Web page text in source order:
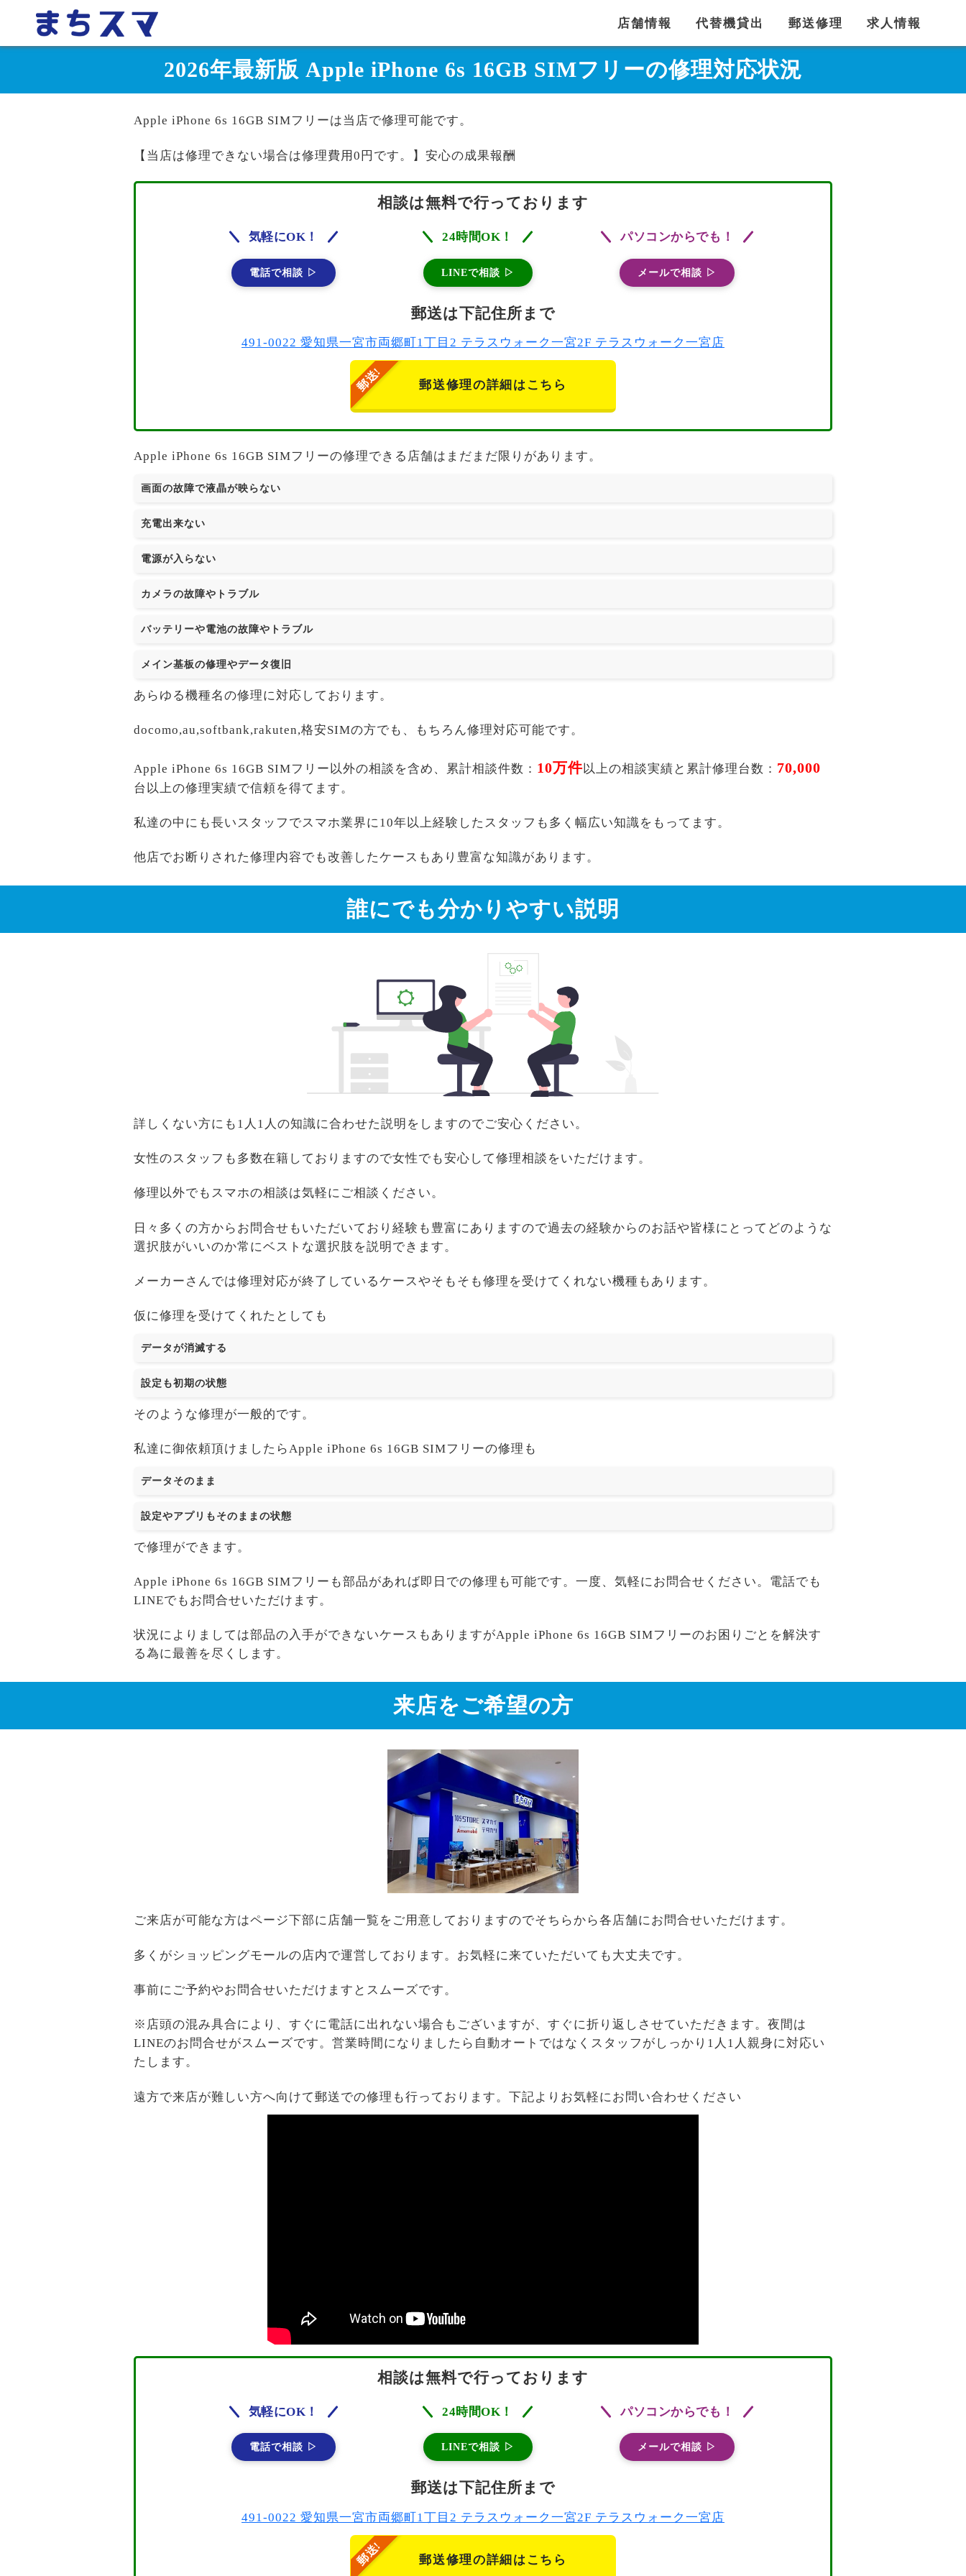
店舗情報 代替機貸出 郵送修理 求人情報
2026年最新版 Apple iPhone 6s 16GB SIMフリーの修理対応状況
Apple iPhone 6s 16GB SIMフリーは当店で修理可能です。
【当店は修理できない場合は修理費用0円です。】安心の成果報酬
相談は無料で行っております
気軽にOK！
電話で相談 ▷
24時間OK！
LINEで相談 ▷
パソコンからでも！
メールで相談 ▷
郵送は下記住所まで
491-0022 愛知県一宮市両郷町1丁目2 テラスウォーク一宮2F テラスウォーク一宮店
郵送修理の詳細はこちら
Apple iPhone 6s 16GB SIMフリーの修理できる店舗はまだまだ限りがあります。
画面の故障で液晶が映らない
充電出来ない
電源が入らない
カメラの故障やトラブル
バッテリーや電池の故障やトラブル
メイン基板の修理やデータ復旧
あらゆる機種名の修理に対応しております。
docomo,au,softbank,rakuten,格安SIMの方でも、もちろん修理対応可能です。
Apple iPhone 6s 16GB SIMフリー以外の相談を含め、累計相談件数： 10万件以上の相談実績と累計修理台数： 70,000
台以上の修理実績で信頼を得てます。
私達の中にも長いスタッフでスマホ業界に10年以上経験したスタッフも多く幅広い知識をもってます。
他店でお断りされた修理内容でも改善したケースもあり豊富な知識があります。
誰にでも分かりやすい説明
詳しくない方にも1人1人の知識に合わせた説明をしますのでご安心ください。
女性のスタッフも多数在籍しておりますので女性でも安心して修理相談をいただけます。
修理以外でもスマホの相談は気軽にご相談ください。
日々多くの方からお問合せもいただいており経験も豊富にありますので過去の経験からのお話や皆様にとってどのような
選択肢がいいのか常にベストな選択肢を説明できます。
メーカーさんでは修理対応が終了しているケースやそもそも修理を受けてくれない機種もあります。
仮に修理を受けてくれたとしても
データが消滅する
設定も初期の状態
そのような修理が一般的です。
私達に御依頼頂けましたらApple iPhone 6s 16GB SIMフリーの修理も
データそのまま
設定やアプリもそのままの状態
で修理ができます。
Apple iPhone 6s 16GB SIMフリーも部品があれば即日での修理も可能です。一度、気軽にお問合せください。電話でも
LINEでもお問合せいただけます。
状況によりましては部品の入手ができないケースもありますがApple iPhone 6s 16GB SIMフリーのお困りごとを解決す
る為に最善を尽くします。
来店をご希望の方
ご来店が可能な方はページ下部に店舗一覧をご用意しておりますのでそちらから各店舗にお問合せいただけます。
多くがショッピングモールの店内で運営しております。お気軽に来ていただいても大丈夫です。
事前にご予約やお問合せいただけますとスムーズです。
※店頭の混み具合により、すぐに電話に出れない場合もございますが、すぐに折り返しさせていただきます。夜間は
LINEのお問合せがスムーズです。営業時間になりましたら自動オートではなくスタッフがしっかり1人1人親身に対応い
たします。
遠方で来店が難しい方へ向けて郵送での修理も行っております。下記よりお気軽にお問い合わせください
相談は無料で行っております
気軽にOK！
電話で相談 ▷
24時間OK！
LINEで相談 ▷
パソコンからでも！
メールで相談 ▷
郵送は下記住所まで
491-0022 愛知県一宮市両郷町1丁目2 テラスウォーク一宮2F テラスウォーク一宮店
郵送修理の詳細はこちら